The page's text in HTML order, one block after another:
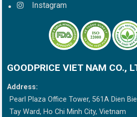
Instagram
GOODPRICE VIET NAM CO.,
Address:
Pearl Plaza Office Tower, 561A Dien
Tay Ward, Ho Chi Minh City, Vietnam